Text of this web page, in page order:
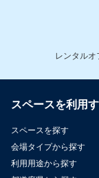
レンタル
スペースを利用
スペースを探す
会場タイプから探す
利用用途から探す